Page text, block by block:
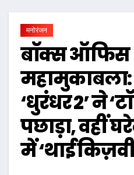
मनोरंजन
बॉक्स ऑफिस
‘धुरंधर 2’ ने
पछाड़ा, वहीं
में ‘थाई